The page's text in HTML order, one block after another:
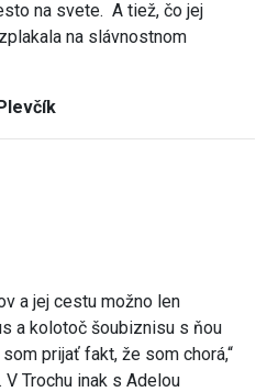
na svete. A tiež, čo jej
na slávnostnom
a jej cestu možno len
a kolotoč šoubiznisu s ňou
prijať fakt, že som chorá,“
Trochu inak s Adelou